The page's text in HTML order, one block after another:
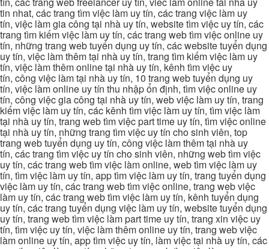
tin nhat, các trang tìm việc làm uy tín, các trang việc làm uy
tín, việc làm gia công tại nhà uy tín, website tìm việc uy tín, các
trang tìm kiếm việc làm uy tín, các trang web tìm việc online uy
tín, những trang web tuyển dụng uy tín, các website tuyển dụng
uy tín, việc làm thêm tại nhà uy tín, trang tìm kiếm việc làm uy
tín, việc làm thêm online tại nhà uy tín, kênh tìm việc uy
tín, công việc làm tại nhà uy tín, 10 trang web tuyển dụng uy
tín, việc làm online uy tín thu nhập ổn định, tìm việc online uy
tín, công việc gia công tại nhà uy tín, web việc làm uy tín, trang
kiếm việc làm uy tín, các kênh tìm việc làm uy tín, tìm việc làm
tại nhà uy tín, trang web tìm việc part time uy tín, tìm việc online
tại nhà uy tín, những trang tìm việc uy tín cho sinh viên, top
trang web tuyển dụng uy tín, công việc làm thêm tại nhà uy
tín, các trang tìm việc uy tín cho sinh viên, những web tìm việc
uy tín, các trang web tìm việc làm online, web tìm việc làm uy
tín, tìm việc làm uy tín, app tìm việc làm uy tín, trang tuyển dụng
việc làm uy tín, các trang web tìm việc online, trang web việc
làm uy tín, các trang web tìm việc làm uy tín, kênh tuyển dụng
uy tín, các trang tuyển dụng việc làm uy tín, website tuyển dụng
uy tín, trang web tìm việc làm part time uy tín, trang xin việc uy
tín, tìm việc uy tín, việc làm thêm online uy tín, trang web việc
làm online uy tín, app tìm việc uy tín, làm việc tại nhà uy tín, các